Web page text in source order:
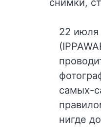
22 июля
самых-
нигде